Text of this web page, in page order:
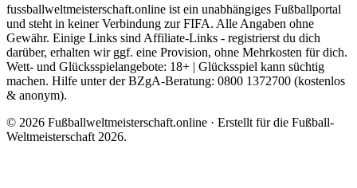
fussballweltmeisterschaft.online ist ein unabhängiges Fußballportal
und steht in keiner Verbindung zur FIFA. Alle Angaben ohne
Gewähr. Einige Links sind Affiliate-Links - registrierst du dich
darüber, erhalten wir ggf. eine Provision, ohne Mehrkosten für dich.
Wett- und Glücksspielangebote: 18+ | Glücksspiel kann süchtig
machen. Hilfe unter der BZgA-Beratung: 0800 1372700 (kostenlos
& anonym).
© 2026 Fußballweltmeisterschaft.online · Erstellt für die Fußball-
Weltmeisterschaft 2026.